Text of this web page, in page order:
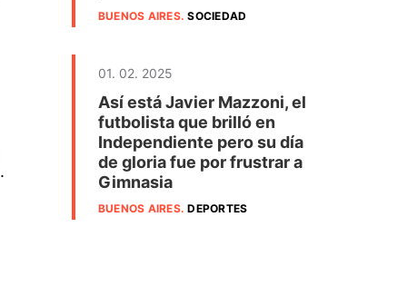
BUENOS AIRES.SOCIEDAD
01. 02. 2025
Así está Javier Mazzoni, el
futbolista que brilló en
Independiente pero su día
de gloria fue por frustrar a
Gimnasia
BUENOS AIRES.DEPORTES